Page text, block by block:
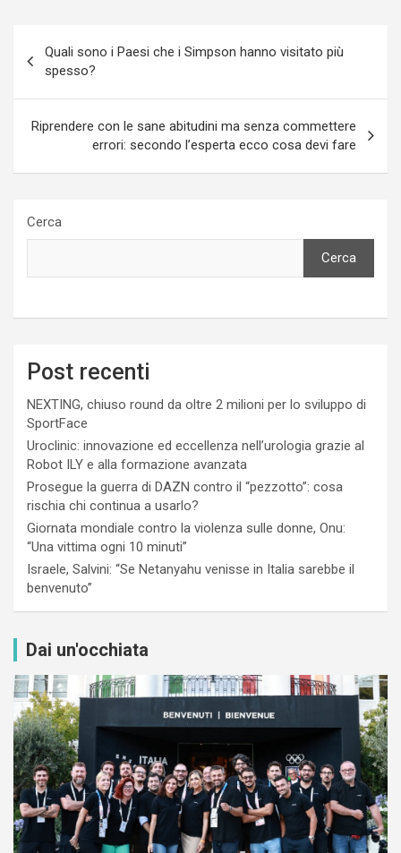
articoli
Quali sono i Paesi che i Simpson hanno visitato più
spesso?
Riprendere con le sane abitudini ma senza commettere
errori: secondo l’esperta ecco cosa devi fare
Cerca
Cerca
Post recenti
NEXTING, chiuso round da oltre 2 milioni per lo sviluppo di
SportFace
Uroclinic: innovazione ed eccellenza nell’urologia grazie al
Robot ILY e alla formazione avanzata
Prosegue la guerra di DAZN contro il “pezzotto”: cosa
rischia chi continua a usarlo?
Giornata mondiale contro la violenza sulle donne, Onu:
“Una vittima ogni 10 minuti”
Israele, Salvini: “Se Netanyahu venisse in Italia sarebbe il
benvenuto”
Dai un'occhiata